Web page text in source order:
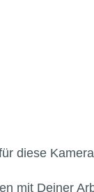
diese
mit Deiner